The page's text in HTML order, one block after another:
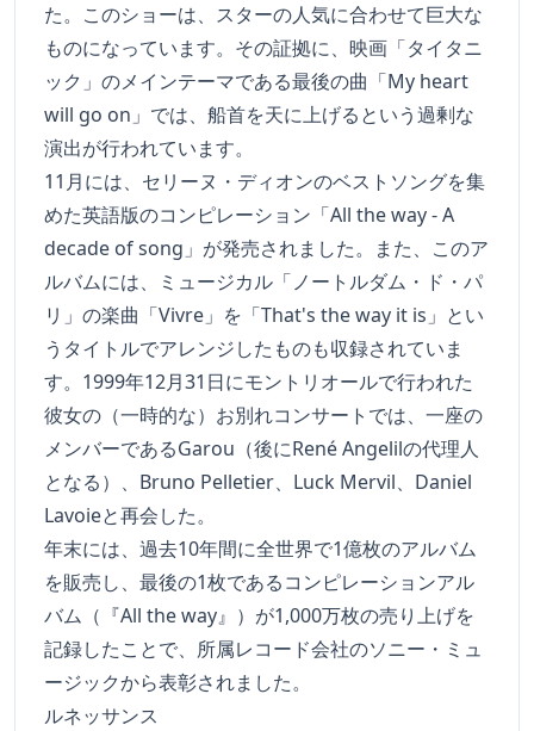
た。このショーは、スターの人気に合わせて巨大な
ものになっています。その証拠に、映画「タイタニ
ック」のメインテーマである最後の曲「My heart
will go on」では、船首を天に上げるという過剰な
演出が行われています。
11月には、セリーヌ・ディオンのベストソングを集
めた英語版のコンピレーション「All the way - A
decade of song」が発売されました。また、このア
ルバムには、ミュージカル「ノートルダム・ド・パ
リ」の楽曲「Vivre」を「That's the way it is」とい
うタイトルでアレンジしたものも収録されていま
す。1999年12月31日にモントリオールで行われた
彼女の（一時的な）お別れコンサートでは、一座の
メンバーであるGarou（後にRené Angelilの代理人
となる）、Bruno Pelletier、Luck Mervil、Daniel
Lavoieと再会した。
年末には、過去10年間に全世界で1億枚のアルバム
を販売し、最後の1枚であるコンピレーションアル
バム（『All the way』）が1,000万枚の売り上げを
記録したことで、所属レコード会社のソニー・ミュ
ージックから表彰されました。
ルネッサンス